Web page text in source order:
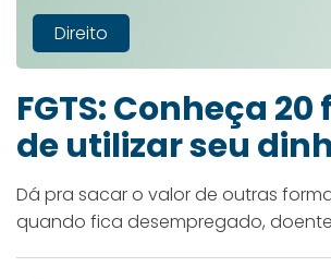
Direito
FGTS: Conheça
de utilizar seu
Dá pra sacar o valor de outras
quando fica desempregado,